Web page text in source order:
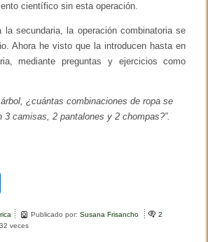
científico sin esta operación.
la secundaria, la operación combinatoria se
Ahora he visto que la introducen hasta en
mediante preguntas y ejercicios como
árbol, ¿cuántas combinaciones de ropa se
3 camisas, 2 pantalones y 2 chompas?”.
o
m
Publicado por:Susana Frisancho
2
veces